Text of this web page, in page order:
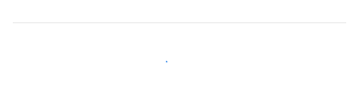
Csatlakozzon Önhöz hasonló szállásadókhoz